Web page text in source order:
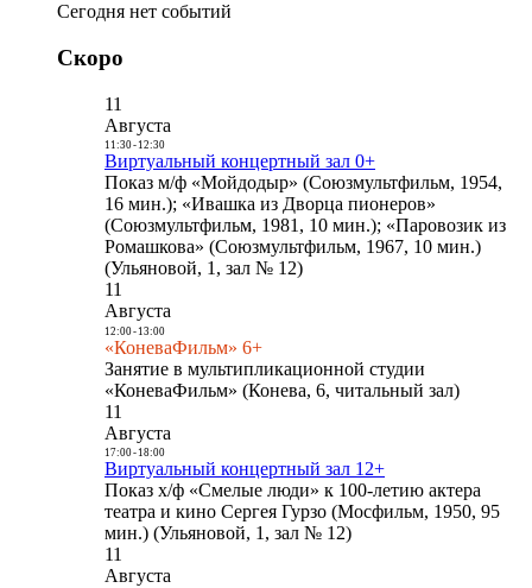
Сегодня нет событий
Скоро
11
Августа
11:30- 12:30
Виртуальный концертный зал 0+
Показ м/ф «Мойдодыр» (Союзмультфильм, 1954,
16 мин.); «Ивашка из Дворца пионеров»
(Союзмультфильм, 1981, 10 мин.); «Паровозик из
Ромашкова» (Союзмультфильм, 1967, 10 мин.)
(Ульяновой, 1, зал № 12)
11
Августа
12:00- 13:00
«КоневаФильм» 6+
Занятие в мультипликационной студии
«КоневаФильм» (Конева, 6, читальный зал)
11
Августа
17:00- 18:00
Виртуальный концертный зал 12+
Показ х/ф «Смелые люди» к 100-летию актера
театра и кино Сергея Гурзо (Мосфильм, 1950, 95
мин.) (Ульяновой, 1, зал № 12)
11
Августа